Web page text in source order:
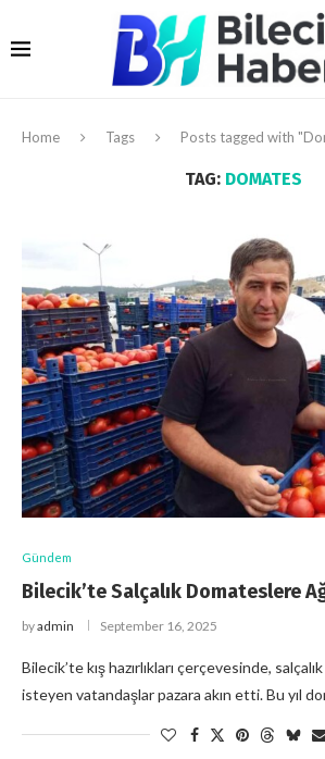
Home Tags Posts tagged with
TAG: DOMATES
Gündem
Bilecik’te Salçalık Domateslere
byadmin September 16, 2025
Bilecik’te kış hazırlıkları çerçevesinde,
isteyen vatandaşlar pazara akın etti. Bu yıl